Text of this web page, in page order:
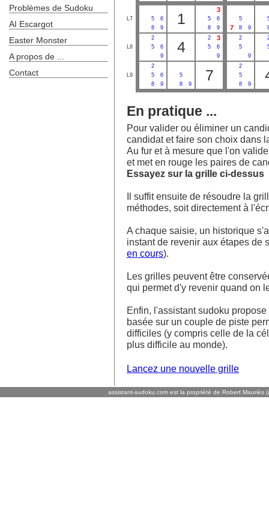
L7 5
6
8
9
1
3
5
6
8
9
5
7 8 9
L8
2
5
6
9
4
2 3
5
6
9
2
5
9
L9
2
5
6
8
9
5
8
9
7
2
5
8
9
En pratique ...
Pour valider ou éliminer un
candidat et faire son choix dans
Au fur et à mesure que l'on
et met en rouge les paires de
Essayez sur la grille ci-dessus
Il suffit ensuite de résoudre la
méthodes, soit directement à
A chaque saisie, un historique
instant de revenir aux étapes de
en cours).
Les grilles peuvent être
qui permet d'y revenir quand on
Enfin, l'assistant sudoku
basée sur un couple de piste
difficiles (y compris celle de la
plus difficile au monde).
Lancez une nouvelle grille
Problèmes de Sudoku
AI Escargot
Easter Monster
A propos de ...
Contact
assistant-sudoku.com est la propriété de Robert Mauriès